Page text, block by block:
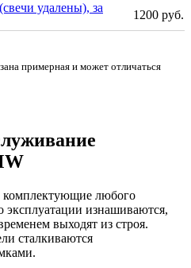
удалены), за
1200 руб.
примерная и может отличаться
комплектующие любого
эксплуатации изнашиваются,
выходят из строя.
сталкиваются